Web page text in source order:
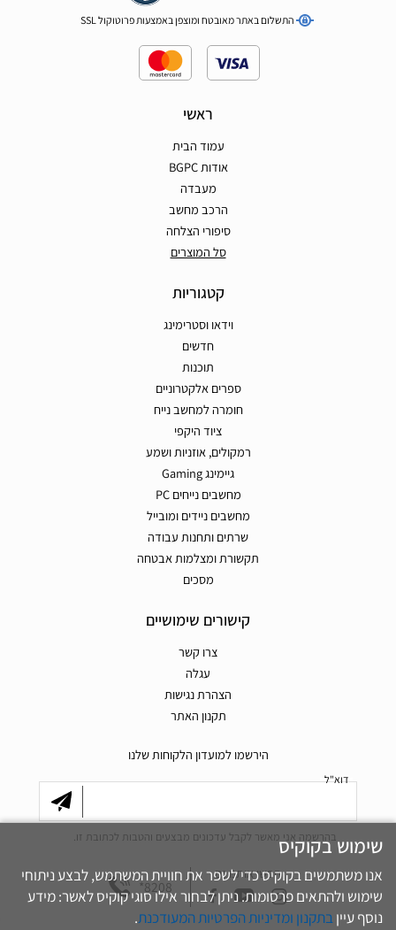
התשלום באתר מאובטח ומוצפן באמצעות פרוטוקול SSL
ראשי
עמוד הבית
אודות BGPC
מעבדה
הרכב מחשב
סיפורי הצלחה
סל המוצרים
קטגוריות
וידאו וסטרימינג
חדשים
תוכנות
ספרים אלקטרוניים
חומרה למחשב נייח
ציוד היקפי
רמקולים, אוזניות ושמע
גיימינג Gaming
מחשבים נייחים PC
מחשבים ניידים ומובייל
שרתים ותחנות עבודה
תקשורת ומצלמות אבטחה
מסכים
קישורים שימושיים
צרו קשר
עגלה
הצהרת נגישות
תקנון האתר
הירשמו למועדון הלקוחות שלנו
דוא"ל
בהרשמה אני מאשר לקבל עדכונים מבצעים והטבות לכתובת זו.
חפשו אותנו גם
*8208
שימוש בקוקיס
אנו משתמשים בקוקיס כדי לשפר את חוויית המשתמש, לבצע ניתוחי
שימוש ולהתאים פרסומות. ניתן לבחור אילו סוגי קוקיס לאשר: מידע
נוסף עייןבתקנון ומדיניות הפרטיות המעודכנת.